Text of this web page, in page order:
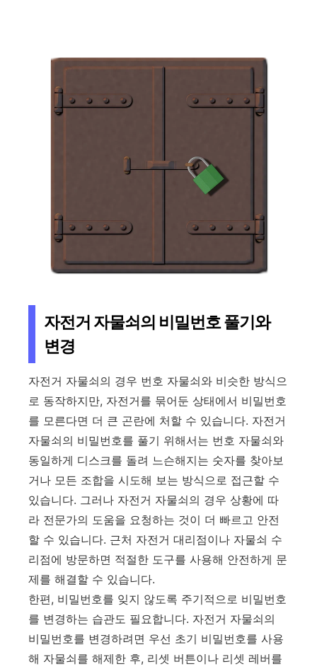
자전거 자물쇠의 비밀번호 풀기와
변경
자전거 자물쇠의 경우 번호 자물쇠와 비슷한 방식으
로 동작하지만, 자전거를 묶어둔 상태에서 비밀번호
를 모른다면 더 큰 곤란에 처할 수 있습니다. 자전거
자물쇠의 비밀번호를 풀기 위해서는 번호 자물쇠와
동일하게 디스크를 돌려 느슨해지는 숫자를 찾아보
거나 모든 조합을 시도해 보는 방식으로 접근할 수
있습니다. 그러나 자전거 자물쇠의 경우 상황에 따
라 전문가의 도움을 요청하는 것이 더 빠르고 안전
할 수 있습니다. 근처 자전거 대리점이나 자물쇠 수
리점에 방문하면 적절한 도구를 사용해 안전하게 문
제를 해결할 수 있습니다.
한편, 비밀번호를 잊지 않도록 주기적으로 비밀번호
를 변경하는 습관도 필요합니다. 자전거 자물쇠의
비밀번호를 변경하려면 우선 초기 비밀번호를 사용
해 자물쇠를 해제한 후, 리셋 버튼이나 리셋 레버를